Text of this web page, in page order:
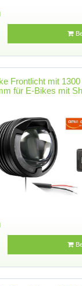
Frontlicht mit
für E-Bikes mit